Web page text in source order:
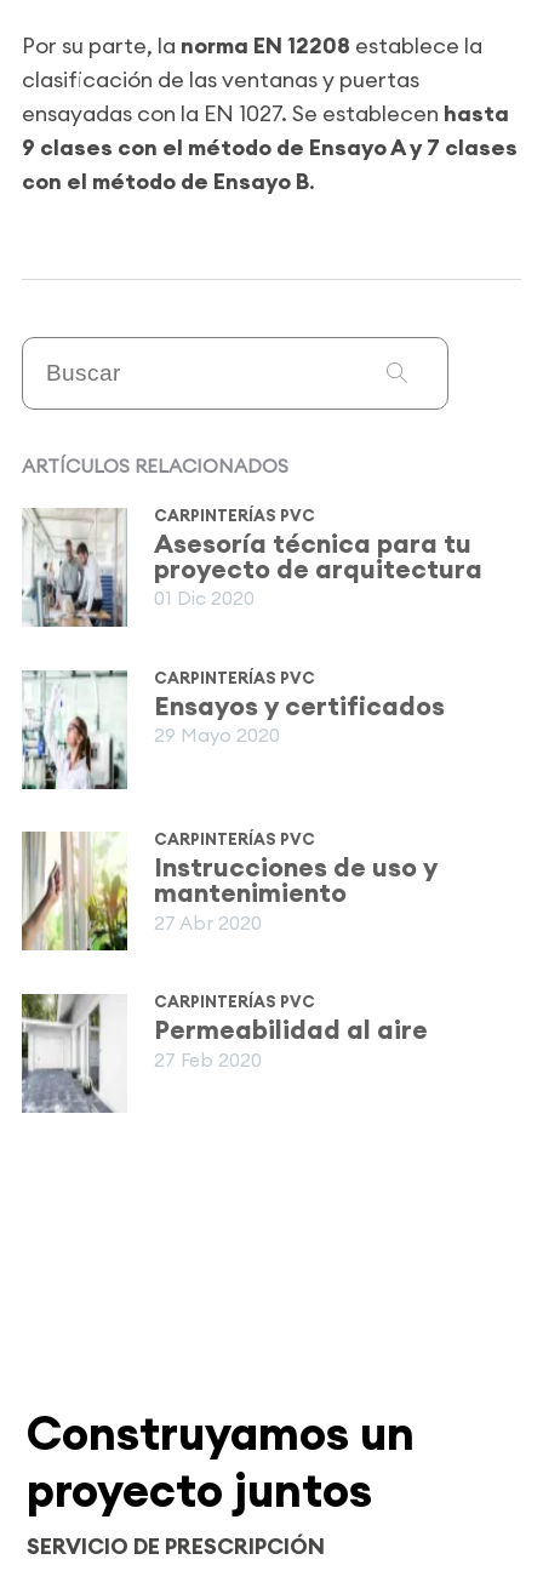
Por su parte, la norma EN 12208 establece la
clasificación de las ventanas y puertas
ensayadas con la EN 1027. Se establecen hasta
9 clases con el método de Ensayo A y 7 clases
con el método de Ensayo B.
ARTÍCULOS RELACIONADOS
CARPINTERÍAS PVC
Asesoría técnica para tu
proyecto de arquitectura
01 Dic 2020
CARPINTERÍAS PVC
Ensayos y certificados
29 Mayo 2020
CARPINTERÍAS PVC
Instrucciones de uso y
mantenimiento
27 Abr 2020
CARPINTERÍAS PVC
Permeabilidad al aire
27 Feb 2020
Construyamos un
proyecto juntos
SERVICIO DE PRESCRIPCIÓN